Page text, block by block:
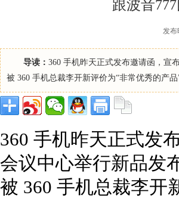
跟波音
发布
导读： 360 手机昨天正式发布邀请函，宣
被 360 手机总裁李开新评价为“非常优秀的产
360 手机昨天正式发
会议中心举行新品发
被 360 手机总裁李开